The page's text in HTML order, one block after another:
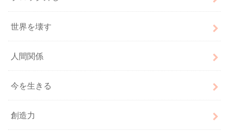
世界を壊す
人間関係
今を生きる
創造力